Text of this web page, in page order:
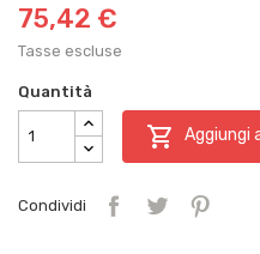
75,42 €
Tasse escluse
Quantità
 Aggiungi
Condividi